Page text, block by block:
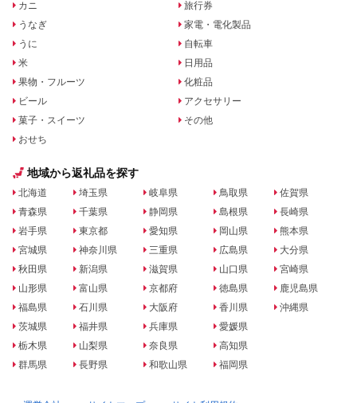
カニ
うなぎ
うに
米
果物・フルーツ
ビール
菓子・スイーツ
おせち
旅行券
家電・電化製品
自転車
日用品
化粧品
アクセサリー
その他
地域から返礼品を探す
北海道
青森県
岩手県
宮城県
秋田県
山形県
福島県
茨城県
栃木県
群馬県
埼玉県
千葉県
東京都
神奈川県
新潟県
富山県
石川県
福井県
山梨県
長野県
岐阜県
静岡県
愛知県
三重県
滋賀県
京都府
大阪府
兵庫県
奈良県
和歌山県
鳥取県
島根県
岡山県
広島県
山口県
徳島県
香川県
愛媛県
高知県
福岡県
佐賀県
長崎県
熊本県
大分県
宮崎県
鹿児島県
沖縄県